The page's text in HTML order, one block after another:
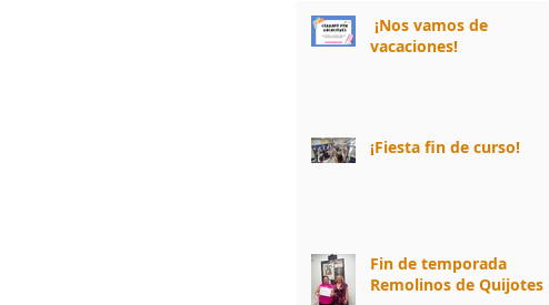
¡Nos vamos de
vacaciones!
¡Fiesta fin de curso!
Fin de temporada
Remolinos de Quijotes